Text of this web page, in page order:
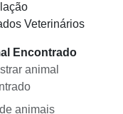
Veterinários
Encontrado
animal
animais